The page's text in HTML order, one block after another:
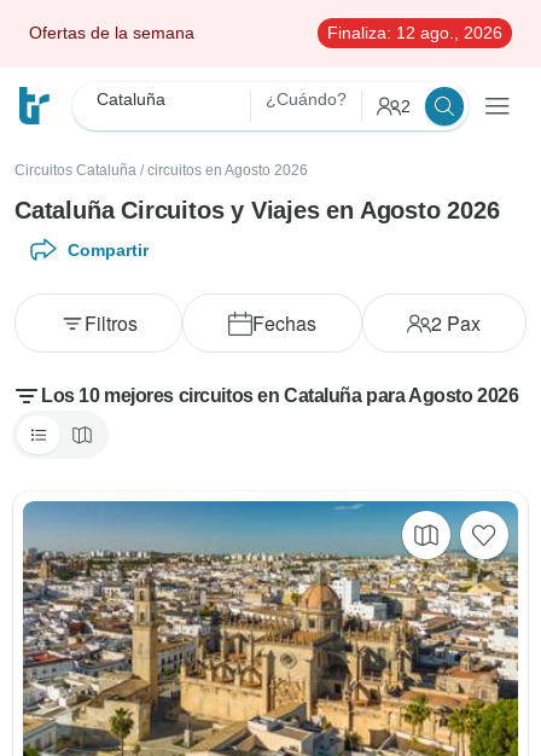
Ofertas de la semana Finaliza: 12 ago., 2026
Cataluña ¿Cuándo? 2
Circuitos Cataluña / circuitos en Agosto 2026
Cataluña Circuitos y Viajes en Agosto 2026
Compartir
Fechas 2 Pax
Filtros
Los 10 mejores circuitos en Cataluña para Agosto 2026